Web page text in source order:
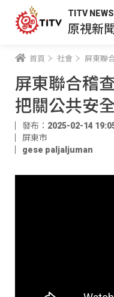
TITV NEWS
原視新
首頁 社會 屏東聯
屏東聯合稽
把關公共安
發布：2025-02-14
屏東市
gese paljaljuman